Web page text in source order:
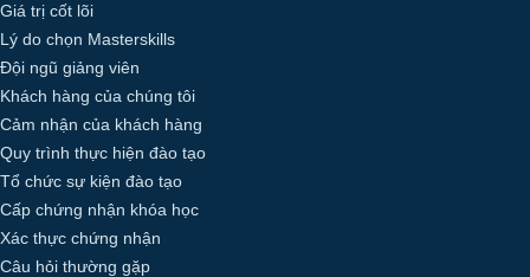
Giá trị cốt lõi
Lý do chọn Masterskills
Đội ngũ giảng viên
Khách hàng của chúng tôi
Cảm nhận của khách hàng
Quy trình thực hiện đào tạo
Tổ chức sự kiện đào tạo
Cấp chứng nhận khóa học
Xác thực chứng nhận
Câu hỏi thường gặp